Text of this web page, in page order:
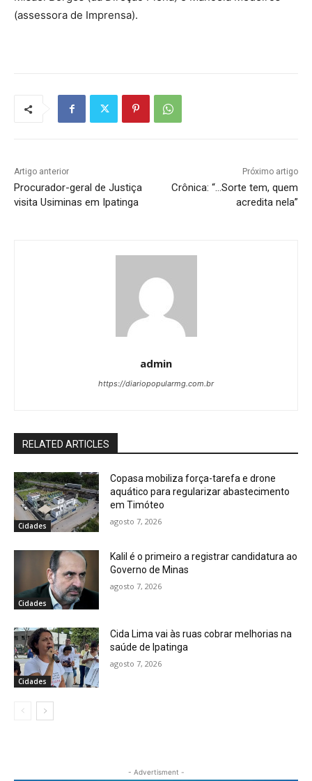
(assessora de Imprensa).
Artigo anterior
Procurador-geral de Justiça
visita Usiminas em Ipatinga
Próximo artigo
Crônica: “…Sorte tem, quem
acredita nela”
admin
https://diariopopularmg.com.br
RELATED ARTICLES
Cidades
Copasa mobiliza força-tarefa e drone
aquático para regularizar abastecimento
em Timóteo
agosto 7, 2026
Cidades
Kalil é o primeiro a registrar candidatura ao
Governo de Minas
agosto 7, 2026
Cidades
Cida Lima vai às ruas cobrar melhorias na
saúde de Ipatinga
agosto 7, 2026
- Advertisment -